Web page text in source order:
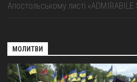
Апостольському листі «ADMIRABILE
МОЛИТВИ